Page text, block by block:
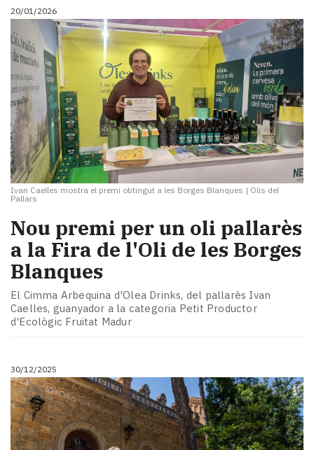
20/01/2026
Ivan Caelles mostra el premi obtingut a les Borges Blanques | Olis del
Pallars
Nou premi per un oli pallarès
a la Fira de l'Oli de les Borges
Blanques
El Cimma Arbequina d'Olea Drinks, del pallarès Ivan
Caelles, guanyador a la categoria Petit Productor
d'Ecològic Fruitat Madur
30/12/2025